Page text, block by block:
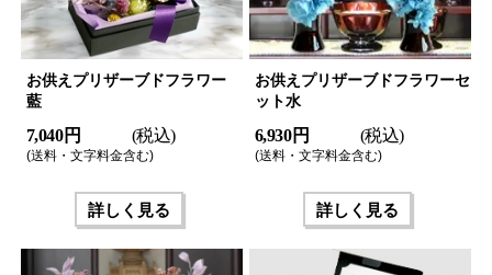
お供えプリザーブドフラワー
藍
7,040 円 (税込)
(送料・文字料金含む)
詳しく見る
お供えプリザーブドフラワーセ
ット水
6,930 円 (税込)
(送料・文字料金含む)
詳しく見る